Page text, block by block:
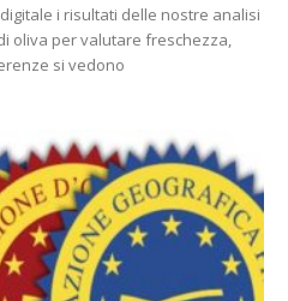
i risultati delle nostre analisi
oliva per valutare freschezza,
si vedono